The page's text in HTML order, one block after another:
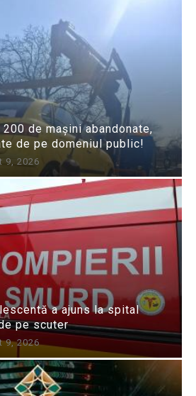
de mașini abandonate,
de pe domeniul public!
9, 2026
a ajuns la spital
pe scuter
9, 2026